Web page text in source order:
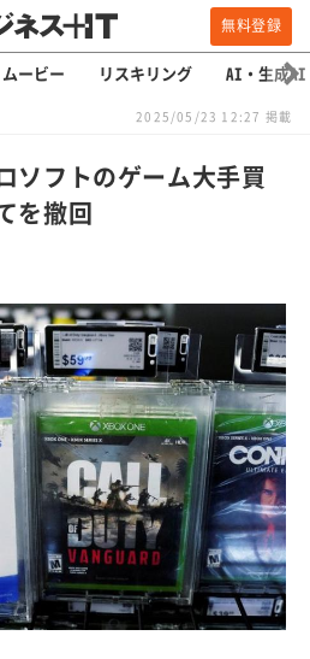
無料登録
ムービー リスキリング AI・生成AI
2025/05/23 12:27 掲載
ソフトのゲーム大手買
を撤回